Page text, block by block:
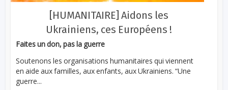
[HUMANITAIRE] Aidons les
Ukrainiens, ces Européens !
Faites un don, pas la guerre
Soutenons les organisations humanitaires qui viennent
en aide aux familles, aux enfants, aux Ukrainiens. “Une
guerre...